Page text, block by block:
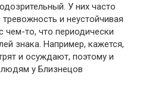
У них часто
и неустойчивая
чем-то, что периодически
знака. Например, кажется,
и осуждают, поэтому и
у Близнецов